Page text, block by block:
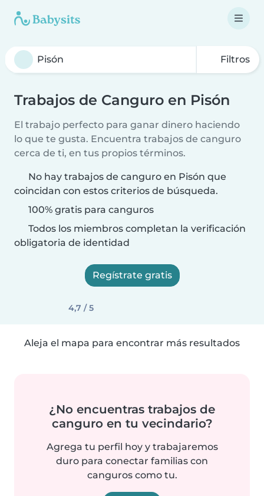
Filtros
Trabajos de Canguro en Pisón
El trabajo perfecto para ganar dinero haciendo
lo que te gusta. Encuentra trabajos de canguro
cerca de ti, en tus propios términos.
No hay trabajos de canguro en Pisón que
coincidan con estos criterios de búsqueda.
100% gratis para canguros
Todos los miembros completan la verificación
obligatoria de identidad
Regístrate gratis
4,7 / 5
Aleja el mapa para encontrar más resultados
¿No encuentras trabajos de
canguro en tu vecindario?
Agrega tu perfil hoy y trabajaremos
duro para conectar familias con
canguros como tu.